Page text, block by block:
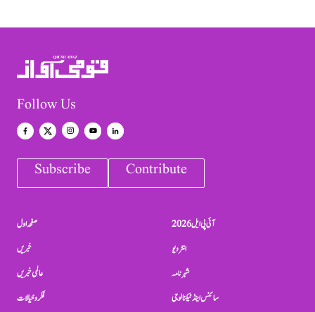
Follow Us
Subscribe Contribute
صفحہ اول
خبریں
عالمی خبریں
فکر و خیالات
آئی پی ایل 2026
انٹرویو
شہرنامہ
سائنس اینڈ ٹیکنالوجی